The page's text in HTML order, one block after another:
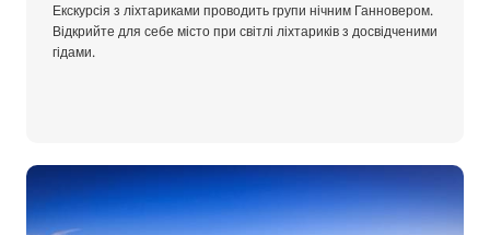
Екскурсія з ліхтариками проводить групи нічним Ганновером.
Відкрийте для себе місто при світлі ліхтариків з досвідченими
гідами.